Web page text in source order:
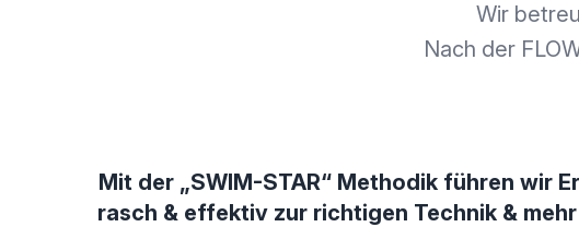
Wir
Nach der
Mit der „SWIM-STAR“ Methodik führen wir
rasch & effektiv zur richtigen Technik &